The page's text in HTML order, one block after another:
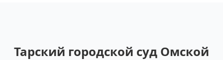
Тарский городской суд Омской